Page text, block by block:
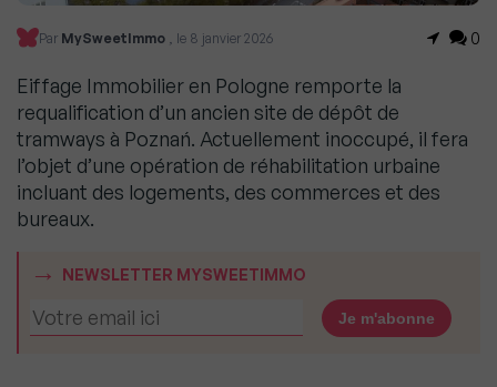
Par MySweetImmo , le 8 janvier 2026 0
Eiffage Immobilier en Pologne remporte la
requalification d’un ancien site de dépôt de
tramways à Poznań. Actuellement inoccupé, il fera
l’objet d’une opération de réhabilitation urbaine
incluant des logements, des commerces et des
bureaux.
NEWSLETTER MYSWEETIMMO